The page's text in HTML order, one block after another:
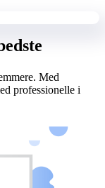
Med
professionelle i